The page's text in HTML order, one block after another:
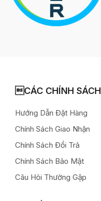
CÁC CHÍNH SÁCH
Hướng Dẫn Đặt Hàng
Chính Sách Giao Nhận
Chính Sách Đổi Trả
Chính Sách Bảo Mật
Câu Hỏi Thường Gặp